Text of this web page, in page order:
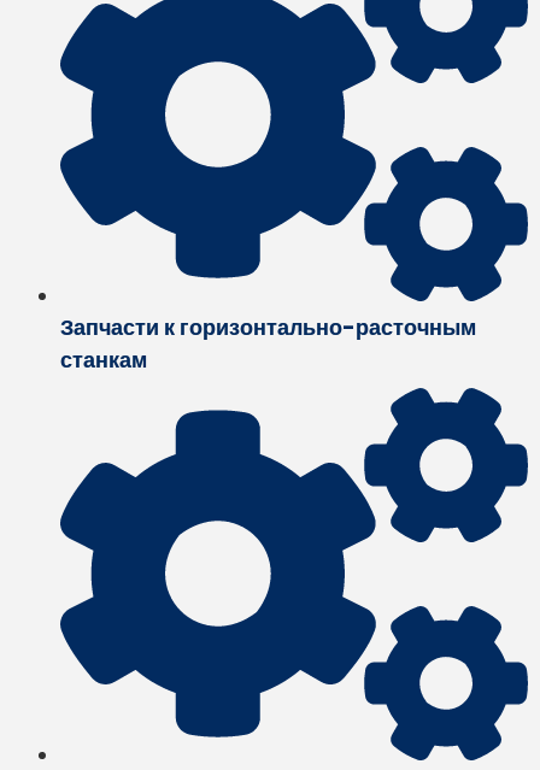
Запчасти к горизонтально-расточным
станкам